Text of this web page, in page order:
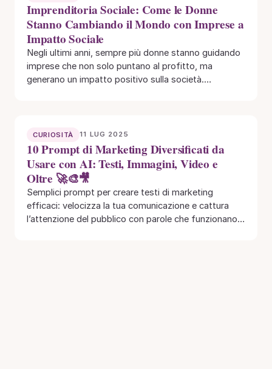
Imprenditoria Sociale: Come le Donne
Stanno Cambiando il Mondo con Imprese a
Impatto Sociale
Negli ultimi anni, sempre più donne stanno guidando
imprese che non solo puntano al profitto, ma
generano un impatto positivo sulla società.…
CURIOSITÀ 11 LUG 2025
10 Prompt di Marketing Diversificati da
Usare con AI: Testi, Immagini, Video e
Oltre 🚀🎨🎥
Semplici prompt per creare testi di marketing
efficaci: velocizza la tua comunicazione e cattura
l’attenzione del pubblico con parole che funzionano